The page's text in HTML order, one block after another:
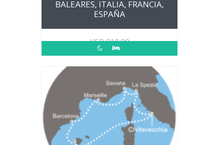
BALEARES, ITALIA, FRANCIA,
ESPAÑA
USD918.00